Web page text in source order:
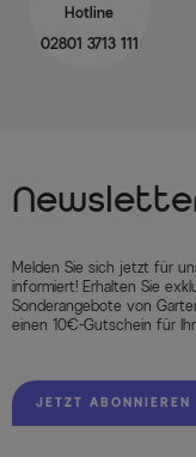
Hotline
02801 3713 111
Melden Sie sich jetzt für
informiert! Erhalten Sie
Sonderangebote von
einen 10€-Gutschein für
JETZT ABONNIEREN